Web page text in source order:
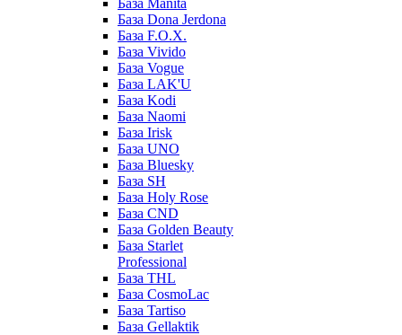
База Manita
База Dona Jerdona
База F.O.X.
База Vivido
База Vogue
База LAK'U
База Kodi
База Naomi
База Irisk
База UNO
База Bluesky
База SH
База Holy Rose
База CND
База Golden Beauty
База Starlet
Professional
База THL
База CosmoLac
База Tartiso
База Gellaktik